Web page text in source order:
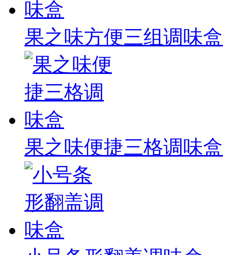
果之味方便三组调味盒
果之味便捷三格调味盒